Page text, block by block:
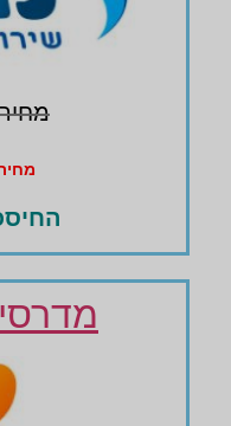
מחיר
מחיר